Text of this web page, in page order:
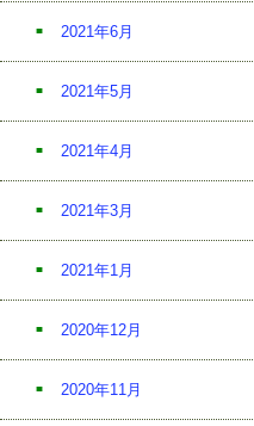
2021年6月
2021年5月
2021年4月
2021年3月
2021年1月
2020年12月
2020年11月